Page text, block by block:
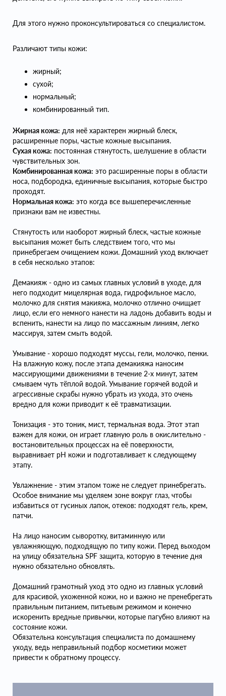
Для этого нужно проконсультироваться со специалистом.
Различают типы кожи:
жирный;
сухой;
нормальный;
комбинированный тип.
Жирная кожа: для неё характерен жирный блеск,
расширенные поры, частые кожные высыпания.
Сухая кожа: постоянная стянутость, шелушение в области
чувствительных зон.
Комбинированная кожа: это расширенные поры в области
носа, подбородка, единичные высыпания, которые быстро
проходят.
Нормальная кожа: это когда все вышеперечисленные
признаки вам не известны.
Стянутость или наоборот жирный блеск, частые кожные
высыпания может быть следствием того, что мы
принебрегаем очищением кожи. Домашний уход включает
в себя несколько этапов:
Демакияж - одно из самых главных условий в уходе, для
него подходит мицелярная вода, гидрофильное масло,
молочко для снятия макияжа, молочко отлично очищает
лицо, если его немного нанести на ладонь добавить воды и
вспенить, нанести на лицо по массажным линиям, легко
массируя, затем смыть водой.
Умывание - хорошо подходят муссы, гели, молочко, пенки.
На влажную кожу, после этапа демакияжа наносим
массирующими движениями в течение 2-х минут, затем
смываем чуть тёплой водой. Умывание горячей водой и
агрессивные скрабы нужно убрать из ухода, это очень
вредно для кожи приводит к её травматизации.
Тонизация - это тоник, мист, термальная вода. Этот этап
важен для кожи, он играет главную роль в окислительно -
востановительных процессах на её поверхности,
выравнивает pH кожи и подготавливает к следующему
этапу.
Увлажнение - этим этапом тоже не следует принебрегать.
Особое внимание мы уделяем зоне вокруг глаз, чтобы
избавиться от гусиных лапок, отеков: подходят гель, крем,
патчи.
На лицо наносим сыворотку, витаминную или
увлажняющую, подходящую по типу кожи. Перед выходом
на улицу обязательна SPF защита, которую в течение дня
нужно обязательно обновлять.
Домашний грамотный уход это одно из главных условий
для красивой, ухоженной кожи, но и важно не пренебрегать
правильным питанием, питьевым режимом и конечно
искоренить вредные привычки, которые пагубно влияют на
состояние кожи.
Обязательна консультация специалиста по домашнему
уходу, ведь неправильный подбор косметики может
привести к обратному процессу.